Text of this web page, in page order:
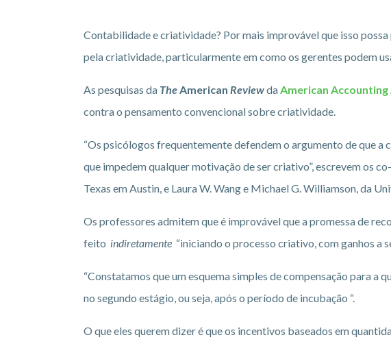
Contabilidade e criatividade? Por mais improvável que isso
pela criatividade, particularmente em como os gerentes podem
As pesquisas da The American Reviewda American
contra o pensamento convencional sobre criatividade.
“Os psicólogos frequentemente defendem o argumento de que
que impedem qualquer motivação de ser criativo”, escrevem os
Texas em Austin, e Laura W. Wang e Michael G. Williamson, da
Os professores admitem que é improvável que a promessa de
feito indiretamente “iniciando o processo criativo, com ganhos a
“Constatamos que um esquema simples de compensação para
no segundo estágio, ou seja, após o período de incubação “.
O que eles querem dizer é que os incentivos baseados em